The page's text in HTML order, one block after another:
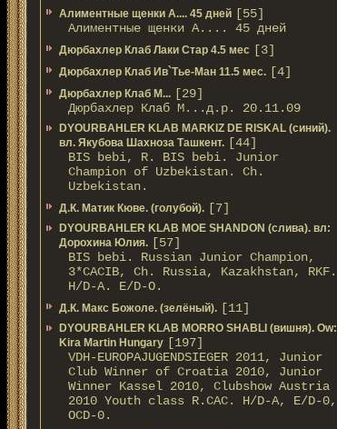
Алиментные щенки А.... 45 дней [55]
Алиментные щенки А.... 45 дней
Дюрбахлер Клаб Лаки Стар 4.5 мес [3]
Дюрбахлер Клаб Ив`Тье-Ман 11.5 мес. [4]
Дюрбахлер Клаб М... [29]
Дюрбахлер Клаб М...д.р. 20.11.09
DYOURBAHLER KLAB MARKIZ DE RISKAL (синий).
вл. Якубова Шахноза Ташкент. [44]
BIS bebi, R. BIS bebi. Junior
Champion of Uzbekistan. Ch.
Uzbekistan.
Д.К. Матик Кюве. (голубой). [7]
DYOURBAHLER KLAB MOE SHANDON (слива). вл:
Дорохина Юлия. [57]
BIS bebi. Russian Junior Champion,
3*САСIB, Ch. Russia, Kazakhstan, RKF.
Н/D-A. E/D-O.
Д.К. Макс Божоле. (зелёный). [11]
DYOURBAHLER KLAB MORRO SHABLI (вишня). Ow:
Kira Martin Hungary [197]
VDH-EUROPAJUGENDSIEGER 2011, Junior
Club Winner of Croatia 2010, Junior
Winner Kassel 2010, Clubshow Austria
2010 Youth class R.CAC. Н/D-A, E/D-0,
OCD-0.